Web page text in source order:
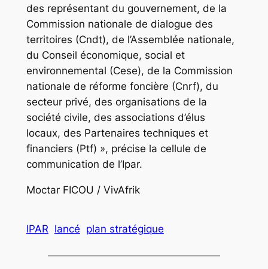
des représentant du gouvernement, de la
Commission nationale de dialogue des
territoires (Cndt), de l’Assemblée nationale,
du Conseil économique, social et
environnemental (Cese), de la Commission
nationale de réforme foncière (Cnrf), du
secteur privé, des organisations de la
société civile, des associations d’élus
locaux, des Partenaires techniques et
financiers (Ptf) », précise la cellule de
communication de l’Ipar.
Moctar FICOU / VivAfrik
IPAR lancé plan stratégique